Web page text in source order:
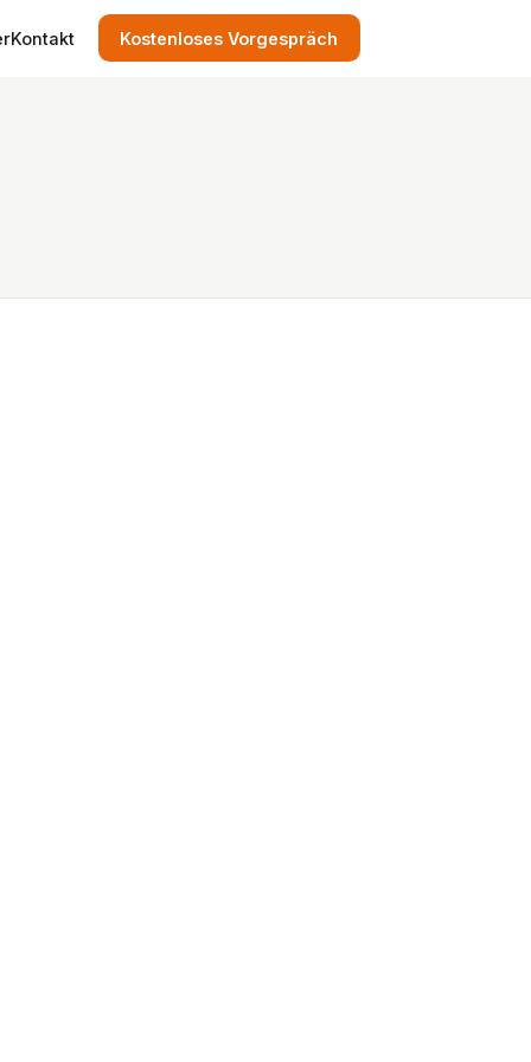
Kontakt Kostenloses Vorgespräch